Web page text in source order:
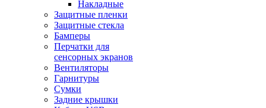
Накладные
Защитные пленки
Защитные стекла
Бамперы
Перчатки для
сенсорных экранов
Вентиляторы
Гарнитуры
Сумки
Задние крышки